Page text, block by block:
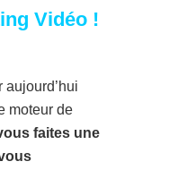
Vidéo !
aujourd’hui
moteur de
faites une